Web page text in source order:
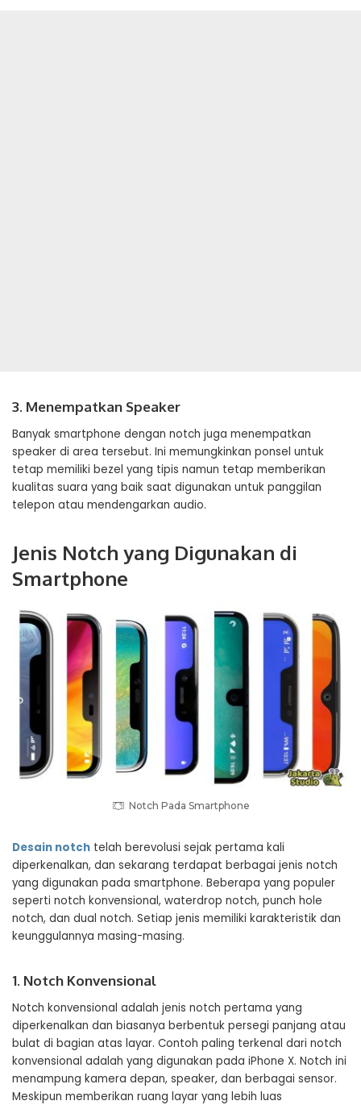
3. Menempatkan Speaker
Banyak smartphone dengan notch juga menempatkan
speaker di area tersebut. Ini memungkinkan ponsel untuk
tetap memiliki bezel yang tipis namun tetap memberikan
kualitas suara yang baik saat digunakan untuk panggilan
telepon atau mendengarkan audio.
Jenis Notch yang Digunakan di
Smartphone
Notch Pada Smartphone
Desain notch telah berevolusi sejak pertama kali
diperkenalkan, dan sekarang terdapat berbagai jenis notch
yang digunakan pada smartphone. Beberapa yang populer
seperti notch konvensional, waterdrop notch, punch hole
notch, dan dual notch. Setiap jenis memiliki karakteristik dan
keunggulannya masing-masing.
1. Notch Konvensional
Notch konvensional adalah jenis notch pertama yang
diperkenalkan dan biasanya berbentuk persegi panjang atau
bulat di bagian atas layar. Contoh paling terkenal dari notch
konvensional adalah yang digunakan pada iPhone X. Notch ini
menampung kamera depan, speaker, dan berbagai sensor.
Meskipun memberikan ruang layar yang lebih luas